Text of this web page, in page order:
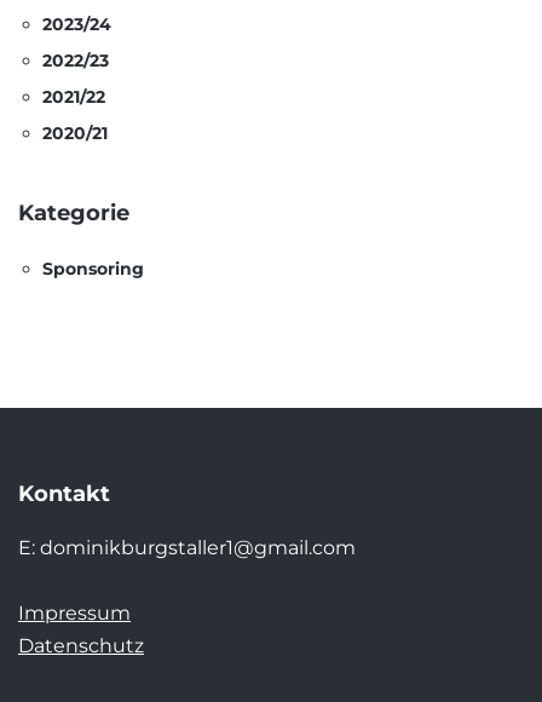
2023/24
2022/23
2021/22
2020/21
Kategorie
Sponsoring
Kontakt
E: dominikburgstaller1@gmail.com
Impressum
Datenschutz